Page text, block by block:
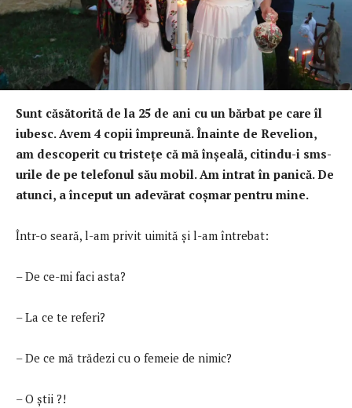
Sunt căsătorită de la 25 de ani cu un bărbat pe care îl
iubesc. Avem 4 copii împreună. Înainte de Revelion,
am descoperit cu tristeţe că mă înşeală, citindu-i sms-
urile de pe telefonul său mobil. Am intrat în panică. De
atunci, a început un adevărat coşmar pentru mine.
Într-o seară, l-am privit uimită şi l-am întrebat:
– De ce-mi faci asta?
– La ce te referi?
– De ce mă trădezi cu o femeie de nimic?
– O ştii ?!